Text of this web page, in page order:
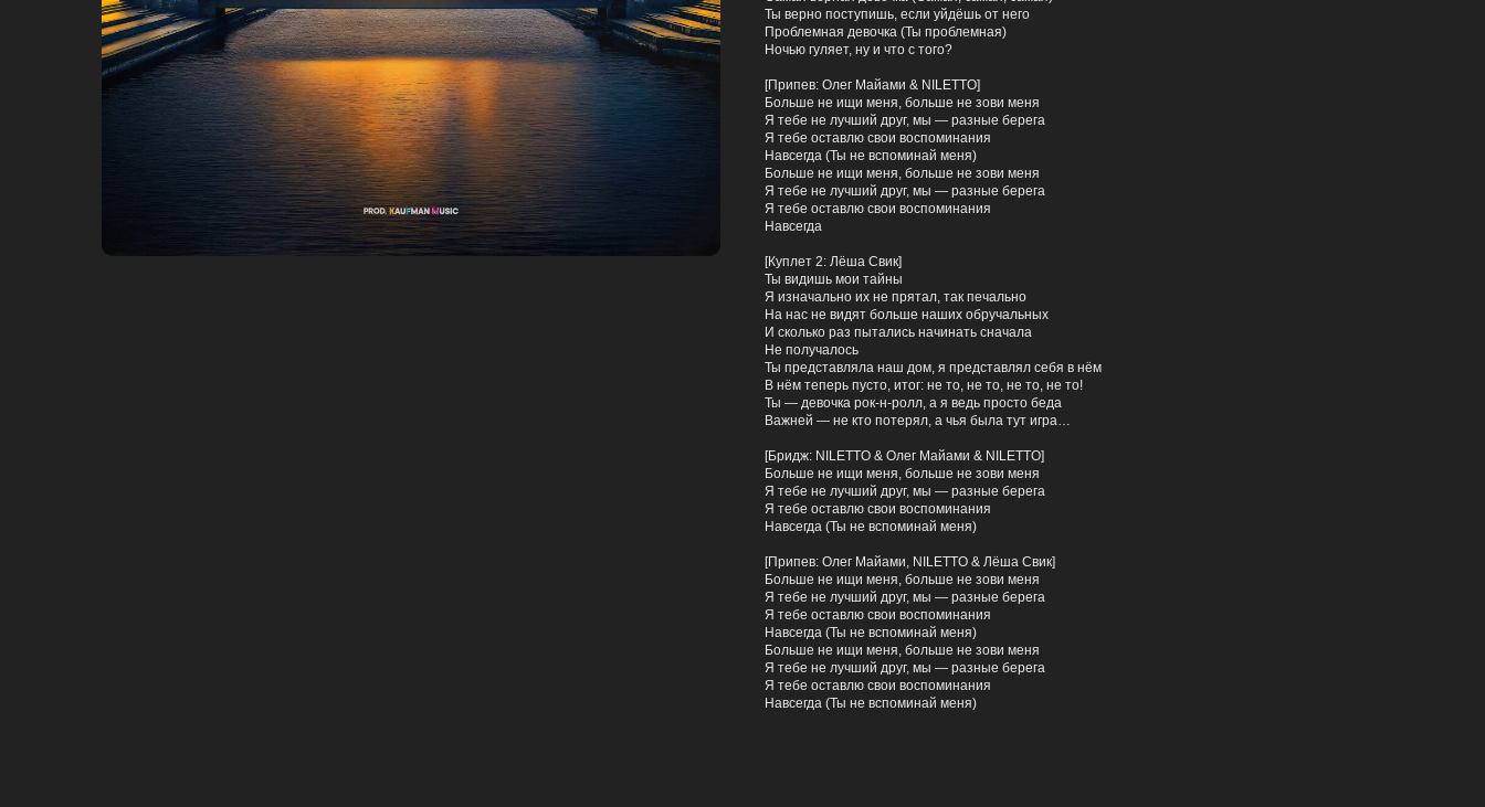
Ты верно поступишь, если уйдёшь от него
Проблемная девочка (Ты проблемная)
Ночью гуляет, ну и что с того?
[Припев: Олег Майами & NILETTO]
Больше не ищи меня, больше не зови меня
Я тебе не лучший друг, мы — разные берега
Я тебе оставлю свои воспоминания
Навсегда (Ты не вспоминай меня)
Больше не ищи меня, больше не зови меня
Я тебе не лучший друг, мы — разные берега
Я тебе оставлю свои воспоминания
Навсегда
[Куплет 2: Лёша Свик]
Ты видишь мои тайны
Я изначально их не прятал, так печально
На нас не видят больше наших обручальных
И сколько раз пытались начинать сначала
Не получалось
Ты представляла наш дом, я представлял себя в нём
В нём теперь пусто, итог: не то, не то, не то, не то!
Ты — девочка рок-н-ролл, а я ведь просто беда
Важней — не кто потерял, а чья была тут игра…
[Бридж: NILETTO & Олег Майами & NILETTO]
Больше не ищи меня, больше не зови меня
Я тебе не лучший друг, мы — разные берега
Я тебе оставлю свои воспоминания
Навсегда (Ты не вспоминай меня)
[Припев: Олег Майами, NILETTO & Лёша Свик]
Больше не ищи меня, больше не зови меня
Я тебе не лучший друг, мы — разные берега
Я тебе оставлю свои воспоминания
Навсегда (Ты не вспоминай меня)
Больше не ищи меня, больше не зови меня
Я тебе не лучший друг, мы — разные берега
Я тебе оставлю свои воспоминания
Навсегда (Ты не вспоминай меня)
Отправьте нам